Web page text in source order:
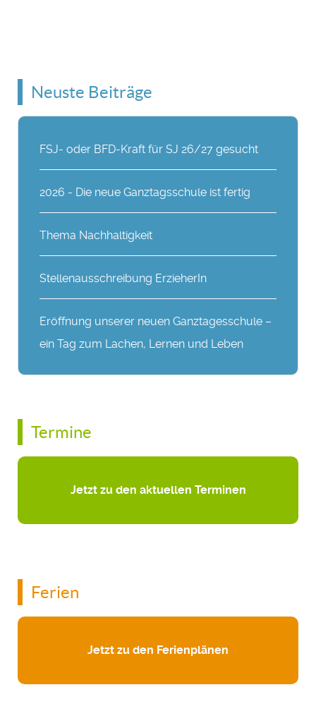
Neuste Beiträge
FSJ- oder BFD-Kraft für SJ 26/27 gesucht
2026 - Die neue Ganztagsschule ist fertig
Thema Nachhaltigkeit
Stellenausschreibung ErzieherIn
Eröffnung unserer neuen Ganztagesschule –
ein Tag zum Lachen, Lernen und Leben
Termine
Jetzt zu den aktuellen Terminen
Ferien
Jetzt zu den Ferienplänen